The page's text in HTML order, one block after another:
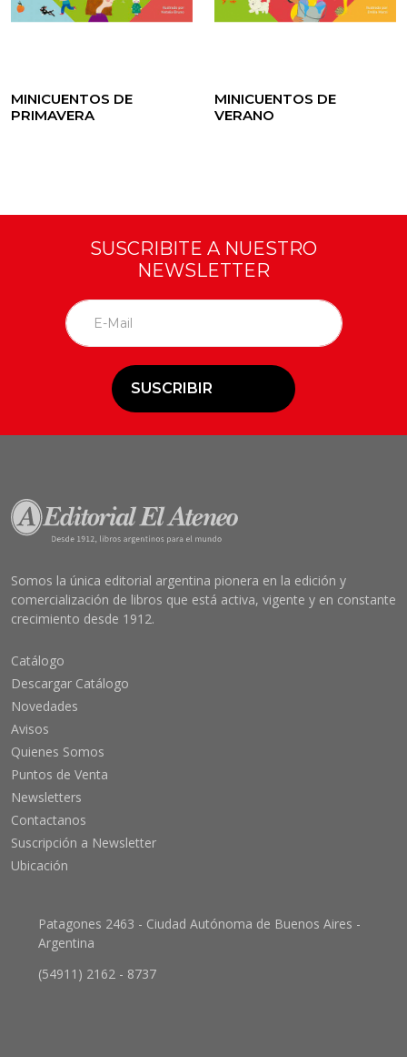
MINICUENTOS DE
PRIMAVERA
MINICUENTOS DE
VERANO
SUSCRIBITE A NUESTRO
NEWSLETTER
SUSCRIBIR
Somos la única editorial argentina pionera en la edición y
comercialización de libros que está activa, vigente y en constante
crecimiento desde 1912.
Catálogo
Descargar Catálogo
Novedades
Avisos
Quienes Somos
Puntos de Venta
Newsletters
Contactanos
Suscripción a Newsletter
Ubicación
Patagones 2463 - Ciudad Autónoma de Buenos Aires -
Argentina
(54911) 2162 - 8737